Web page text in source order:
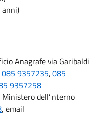
anni)
Anagrafe via Garibaldi
085 9357235, 085
9357258
dell’Interno
, email